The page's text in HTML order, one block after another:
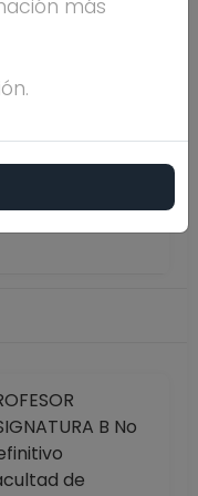
GONZALEZ
B No
de
más